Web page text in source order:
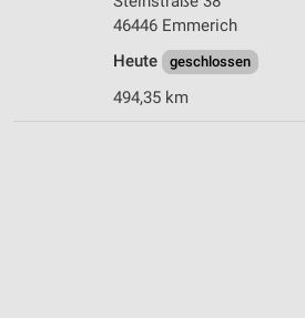
46446 Emmerich
Heute
geschlossen
494,35 km